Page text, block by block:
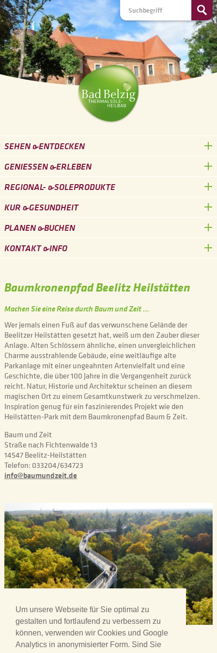
Um unsere Webseite für Sie optimal zu
gestalten und fortlaufend zu verbessern zu
können, verwenden wir Cookies und Google
Analytics in anonymisierter Form. Sind Sie
SEHEN &ENTDECKEN
GENIESSEN &
ERLEBEN
REGIONAL- &SOLEPRODUKTE
KUR &GESUNDHEIT
PLANEN &BUCHEN
KONTAKT &INFO
Baumkronenpfad Beelitz Heilstätten
Machen Sie eine Reise durch Baum und Zeit …
Wer jemals einen Fuß auf das verwunschene Gelände der
Beelitzer Heilstätten gesetzt hat, weiß um den Zauber dieser
Anlage. Alten Schlössern ähnliche, einen unvergleichlichen
Charme ausstrahlende Gebäude, eine weitläufige alte
Parkanlage mit einer ungeahnten Artenvielfalt und eine
Geschichte, die über 100 Jahre in die Vergangenheit zurück
reicht. Natur, Historie und Architektur scheinen an diesem
magischen Ort zu einem Gesamtkunstwerk zu verschmelzen.
Inspiration genug für ein faszinierendes Projekt wie den
Heilstätten-Park mit dem Baumkronenpfad Baum & Zeit.
Baum und Zeit
Straße nach Fichtenwalde 13
14547 Beelitz-Heilstätten
Telefon: 033204/634723
info@baumundzeit.de